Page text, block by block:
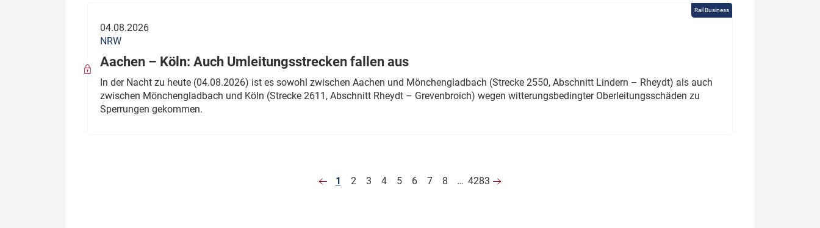
Rail Business
04.08.2026
NRW
Aachen – Köln: Auch Umleitungsstrecken fallen aus
In der Nacht zu heute (04.08.2026) ist es sowohl zwischen Aachen und Mönchengladbach (Strecke 2550, Abschnitt Lindern – Rheydt) als auch
zwischen Mönchengladbach und Köln (Strecke 2611, Abschnitt Rheydt – Grevenbroich) wegen witterungsbedingter Oberleitungsschäden zu
Sperrungen gekommen.
1 2 3 4 5 6 7 8 … 4283